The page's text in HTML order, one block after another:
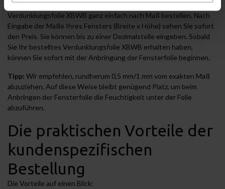
Mit unserem einzigartiges Nach-Maß-Modul können Sie
Verdunklungsfolie XBWB ganz einfach nach Maß bestellen. Nach
Eingabe der Maße Ihres Fensters (Breite x Höhe) sehen Sie sofort
den Preis. Sie können bis zu einer Dezimalstelle eingeben. Sobald
Sie Ihr bestelltes Verdunklungsfolie XBWB erhalten haben,
können Sie sofort mit der Anbringung der Fensterfolie beginnen.
Tipp: Wir empfehlen, rundherum 0,5 mm/1 mm vom exakten Maß
abzuziehen. Auf diese Weise bleibt genügend Platz, um beim
Anbringen der Fensterfolie die Feuchtigkeit unter der Folie
abzuführen.
Die praktischen Vorteile der
kundenspezifischen
Bestellung
Die Vorteile auf einen Blick: